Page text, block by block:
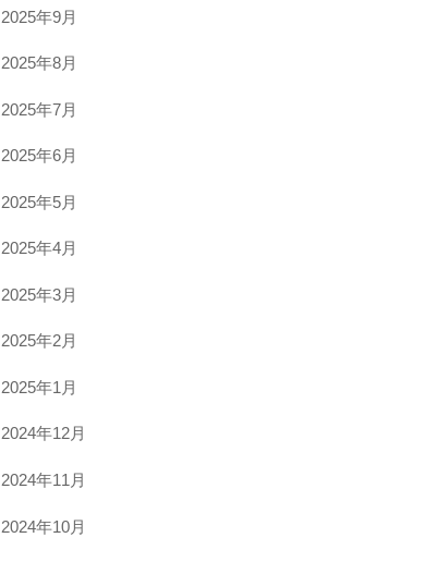
2025年9月
2025年8月
2025年7月
2025年6月
2025年5月
2025年4月
2025年3月
2025年2月
2025年1月
2024年12月
2024年11月
2024年10月